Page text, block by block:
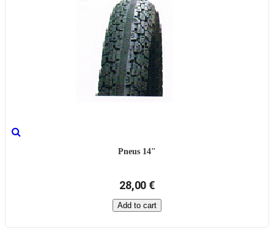
Pneus 14"
28,00 €
Add to cart